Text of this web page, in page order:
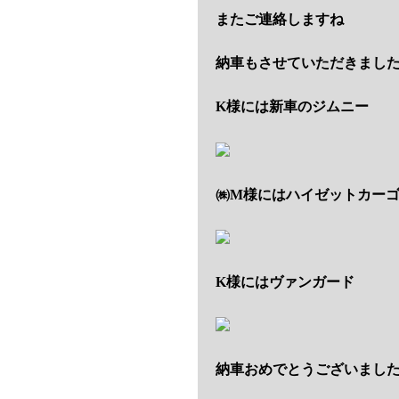
またご連絡しますね
納車もさせていただきました
K様には新車のジムニー
㈱M様にはハイゼットカーゴ
K様にはヴァンガード
納車おめでとうございました